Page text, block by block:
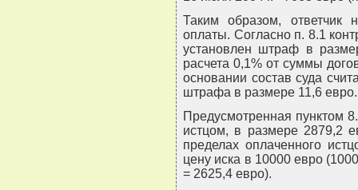
Таким образом, ответчик
оплаты. Согласно п. 8.1
установлен штраф в
расчета 0,1% от суммы
основании состав суда
штрафа в размере 11,6 евро.
Предусмотренная пунктом
истцом, в размере 2879,2
пределах оплаченного
цену иска в 10000 евро
= 2625,4 евро).